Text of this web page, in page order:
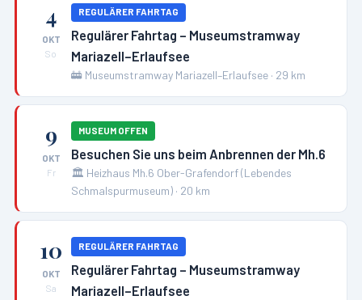
4
OKT
So
REGULÄRER FAHRTAG
Regulärer Fahrtag – Museumstramway
Mariazell–Erlaufsee
🚋 Museumstramway Mariazell–Erlaufsee · 29 km
9
OKT
Fr
MUSEUM OFFEN
Besuchen Sie uns beim Anbrennen der Mh.6
🏛️ Heizhaus Mh.6 Ober-Grafendorf (Lebendes
Schmalspurmuseum) · 20 km
10
OKT
Sa
REGULÄRER FAHRTAG
Regulärer Fahrtag – Museumstramway
Mariazell–Erlaufsee